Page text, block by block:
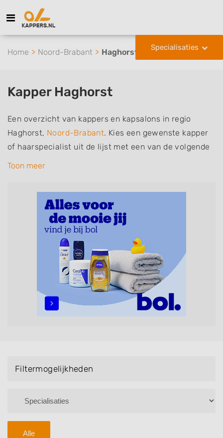
Specialisaties
Home Noord-Brabant Haghorst
Kapper Haghorst
Een overzicht van kappers en kapsalons in regio
Haghorst, Noord-Brabant. Kies een gewenste kapper
of haarspecialist uit de lijst met een van de volgende
specialisaties of aantekeningen: mannen of
zonder afspraak terecht kunt. De vermelde kappers
kunnen uw haren wassen, knippen, föhnen en kleuren,
maar ook helpen met extensions, balyage, invlechten,
opsteken, weave, een keratinebehandeling, een
permanent, een bruidkapsel, make-up & visagie,
epileren, schoonheidsbehandelingen, het trimmen van
een baard en pruiken. U kunt de zoekresultaten
filteren met behulp van de specialisatie filter en u
Toon meer
Filtermogelijkheden
Alle